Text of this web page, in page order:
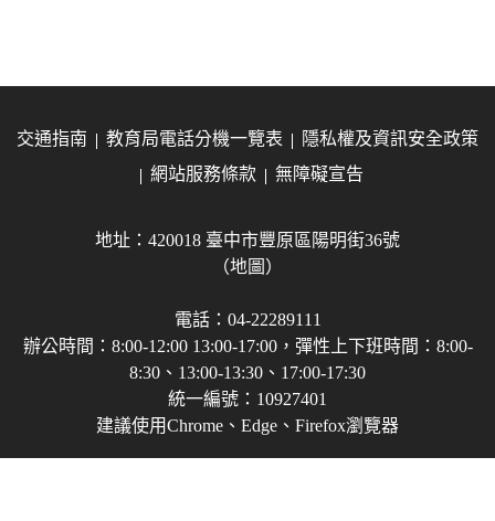
交通指南 教育局電話分機一覽表
隱私權及資訊安全政策
網站服務條款
無障礙宣告
地址：420018 臺中市豐原區陽明街36號
（地圖）
電話：04-22289111
辦公時間：8:00-12:00 13:00-17:00，彈性上下班時間：8:00-
8:30、13:00-13:30、17:00-17:30
統一編號：10927401
建議使用Chrome、Edge、Firefox瀏覽器